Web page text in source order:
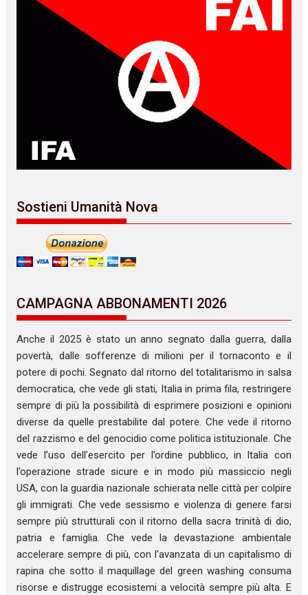
Sostieni Umanità Nova
CAMPAGNA ABBONAMENTI 2026
Anche il 2025 è stato un anno segnato dalla guerra, dalla
povertà, dalle sofferenze di milioni per il tornaconto e il
potere di pochi. Segnato dal ritorno del totalitarismo in salsa
democratica, che vede gli stati, Italia in prima fila, restringere
sempre di più la possibilità di esprimere posizioni e opinioni
diverse da quelle prestabilite dal potere. Che vede il ritorno
del razzismo e del genocidio come politica istituzionale. Che
vede l’uso dell’esercito per l’ordine pubblico, in Italia con
l’operazione strade sicure e in modo più massiccio negli
USA, con la guardia nazionale schierata nelle città per colpire
gli immigrati. Che vede sessismo e violenza di genere farsi
sempre più strutturali con il ritorno della sacra trinità di dio,
patria e famiglia. Che vede la devastazione ambientale
accelerare sempre di più, con l’avanzata di un capitalismo di
rapina che sotto il maquillage del green washing consuma
risorse e distrugge ecosistemi a velocità sempre più alta. E